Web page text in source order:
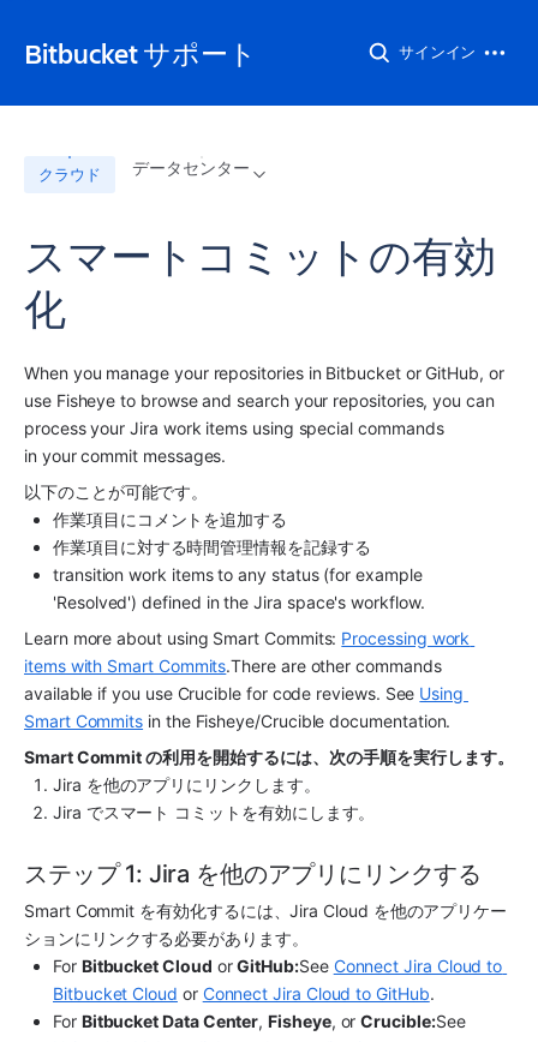
Bitbucket サポート サインイン
クラウド データセンター
スマートコミットの有効
化
When you manage your repositories in Bitbucket or GitHub, or
use Fisheye to browse and search your repositories, you can
process your Jira work items using special commands
in your commit messages.
以下のことが可能です。
作業項目にコメントを追加する
作業項目に対する時間管理情報を記録する
transition work items to any status (for example
'Resolved') defined in the Jira space's workflow.
Learn more about using Smart Commits: Processing work
items with Smart Commits.There are other commands
available if you use Crucible for code reviews. See Using
Smart Commits in the Fisheye/Crucible documentation.
Smart Commit の利用を開始するには、次の手順を実行します。
Jira を他のアプリにリンクします。
Jira でスマート コミットを有効にします。
ステップ 1: Jira を他のアプリにリンクする
Smart Commit を有効化するには、Jira Cloud を他のアプリケー
ションにリンクする必要があります。
For Bitbucket Cloud or GitHub:See Connect Jira Cloud to
Bitbucket Cloud or Connect Jira Cloud to GitHub.
For Bitbucket Data Center, Fisheye, or Crucible:
See